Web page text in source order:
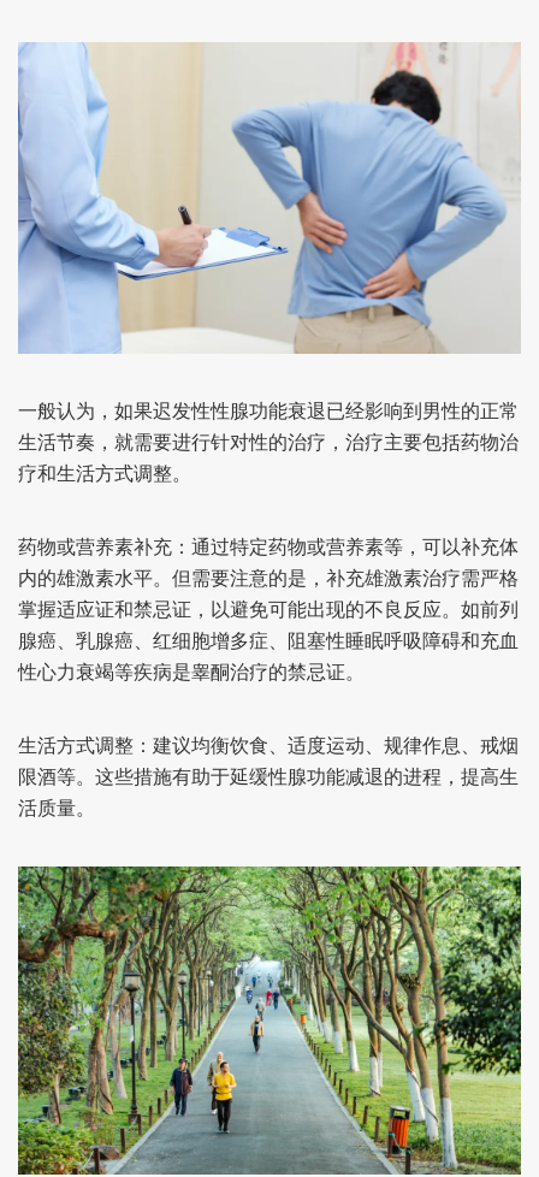
一般认为，如果迟发性性腺功能衰退已经影响到男性的正常
生活节奏，就需要进行针对性的治疗，治疗主要包括药物治
疗和生活方式调整。
药物或营养素补充： 通过特定药物或营养素等，可以补充体
内的雄激素水平。但需要注意的是，补充雄激素治疗需严格
掌握适应证和禁忌证，以避免可能出现的不良反应。如前列
腺癌、乳腺癌、红细胞增多症、阻塞性睡眠呼吸障碍和充血
性心力衰竭等疾病是睾酮治疗的禁忌证。
生活方式调整： 建议均衡饮食、适度运动、规律作息、戒烟
限酒等。这些措施有助于延缓性腺功能减退的进程，提高生
活质量。